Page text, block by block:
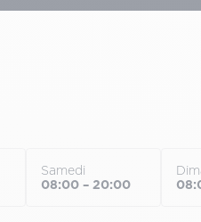
Samedi
08:00 – 20:00